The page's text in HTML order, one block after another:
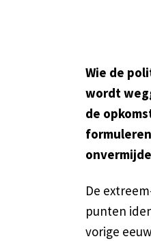
Wie de
wordt
de
De
punten
vorige